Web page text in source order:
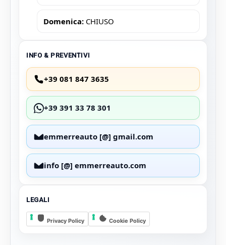
Domenica: CHIUSO
INFO & PREVENTIVI
+39 081 847 3635
+39 391 33 78 301
emmerreauto [@] gmail.com
info [@] emmerreauto.com
LEGALI
Privacy Policy Cookie Policy